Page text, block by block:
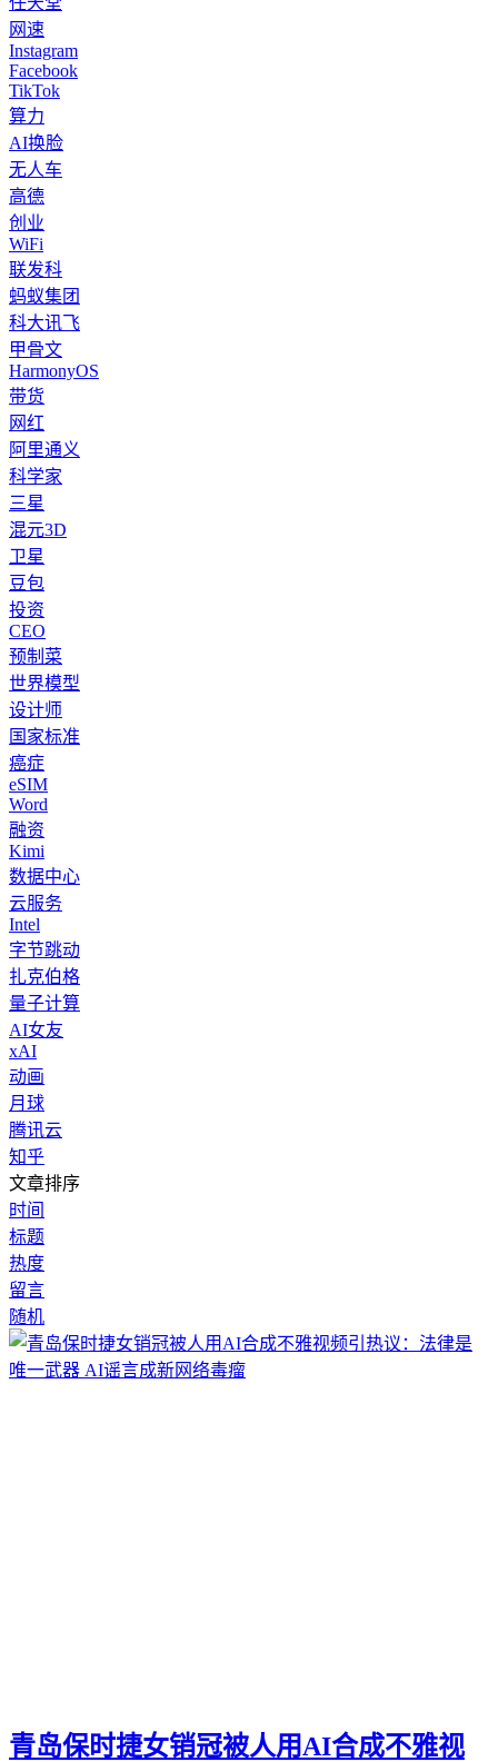
网速
Instagram
Facebook
TikTok
算力
AI换脸
无人车
高德
创业
WiFi
联发科
蚂蚁集团
科大讯飞
甲骨文
HarmonyOS
带货
网红
阿里通义
科学家
三星
混元3D
卫星
豆包
投资
CEO
预制菜
世界模型
设计师
国家标准
癌症
eSIM
Word
融资
Kimi
数据中心
云服务
Intel
字节跳动
扎克伯格
量子计算
AI女友
xAI
动画
月球
腾讯云
知乎
文章排序
时间
标题
热度
留言
随机
青岛保时捷女销冠被人用AI合成不雅视